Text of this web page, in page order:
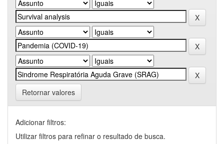
Retornar valores
Adicionar filtros:
Utilizar filtros para refinar o resultado de busca.